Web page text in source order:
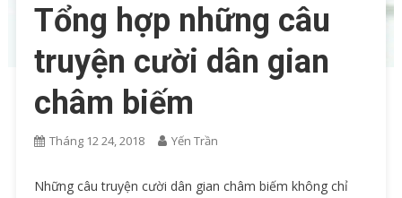
Tổng hợp những câu
truyện cười dân gian
châm biếm
Tháng 12 24, 2018 Yến Trần
Những câu truyện cười dân gian châm biếm không chỉ